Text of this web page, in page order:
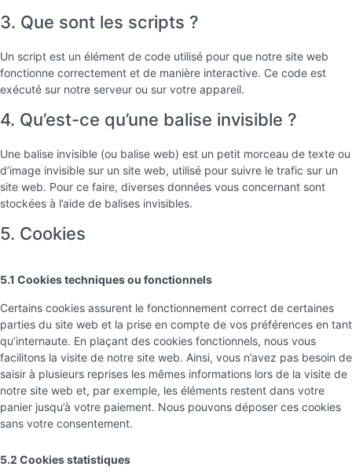
3. Que sont les scripts ?
Un script est un élément de code utilisé pour que notre site web
fonctionne correctement et de manière interactive. Ce code est
exécuté sur notre serveur ou sur votre appareil.
4. Qu’est-ce qu’une balise invisible ?
Une balise invisible (ou balise web) est un petit morceau de texte ou
d’image invisible sur un site web, utilisé pour suivre le trafic sur un
site web. Pour ce faire, diverses données vous concernant sont
stockées à l’aide de balises invisibles.
5. Cookies
5.1 Cookies techniques ou fonctionnels
Certains cookies assurent le fonctionnement correct de certaines
parties du site web et la prise en compte de vos préférences en tant
qu’internaute. En plaçant des cookies fonctionnels, nous vous
facilitons la visite de notre site web. Ainsi, vous n’avez pas besoin de
saisir à plusieurs reprises les mêmes informations lors de la visite de
notre site web et, par exemple, les éléments restent dans votre
panier jusqu’à votre paiement. Nous pouvons déposer ces cookies
sans votre consentement.
5.2 Cookies statistiques